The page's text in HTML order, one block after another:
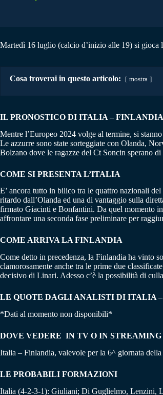
Martedì 16 luglio (calcio d’inizio alle 19) si gioca
Cosa troverai in questo articolo: mostra
IL PRONOSTICO DI ITALIA –
Mentre l’Europeo 2024 volge al termine, si
Le azzurre sono state sorteggiate con Olanda,
Bolzano dove le ragazze del Ct Soncin sperano
COME SI PRESENTA L’ITALIA
E’ ancora tutto in bilico tra le quattro nazionali
ritardo dall’Olanda ed una di vantaggio sulla
firmato Giacinti e Bonfantini. Da quel momento
affrontare una seconda fase preliminare per
COME ARRIVA LA FINLANDIA
Come detto in precedenza, la Finlandia ha vinto
clamorosamente anche tra le prime due
decisivo di Linari. Adesso c’è la possibilità di
LE QUOTE DAGLI ANALISTI DI ITALIA
*Dati al momento non disponibili*
DOVE VEDERE IN TV O IN STREAMING
Italia – Finlandia, valevole per la 6^ giornata
LE PROBABILI FORMAZIONI
Italia (4-2-3-1): Giuliani; Di Guglielmo, Lenzini,